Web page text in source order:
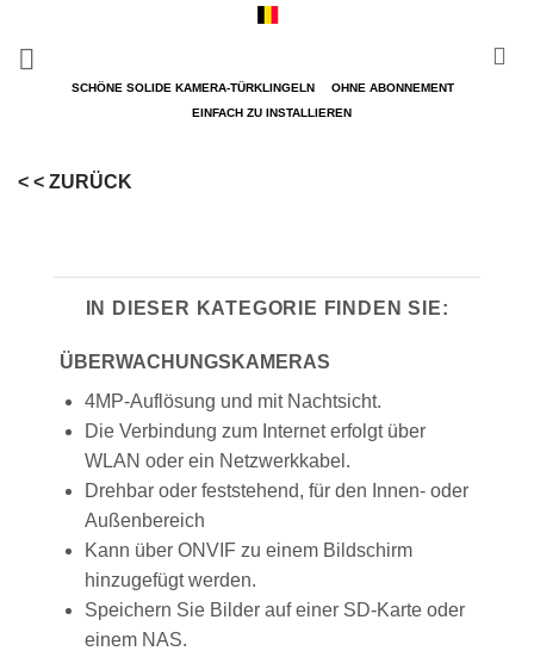
springen
SCHÖNE SOLIDE KAMERA-TÜRKLINGELN
OHNE ABONNEMENT
EINFACH ZU INSTALLIEREN
< < ZURÜCK
IN DIESER KATEGORIE FINDEN SIE:
ÜBERWACHUNGSKAMERAS
4MP-Auflösung und mit Nachtsicht.
Die Verbindung zum Internet erfolgt über
WLAN oder ein Netzwerkkabel.
Drehbar oder feststehend, für den Innen- oder
Außenbereich
Kann über ONVIF zu einem Bildschirm
hinzugefügt werden.
Speichern Sie Bilder auf einer SD-Karte oder
einem NAS.